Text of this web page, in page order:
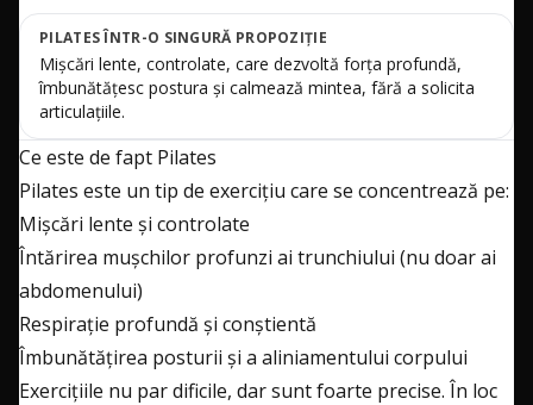
PILATES ÎNTR-O SINGURĂ PROPOZIȚIE
Mișcări lente, controlate, care dezvoltă forța profundă,
îmbunătățesc postura și calmează mintea, fără a solicita
articulațiile.
Ce este de fapt Pilates
Pilates este un tip de exercițiu care se concentrează pe:
Mișcări lente și controlate
Întărirea mușchilor profunzi ai trunchiului (nu doar ai
abdomenului)
Respirație profundă și conștientă
Îmbunătățirea posturii și a aliniamentului corpului
Exercițiile nu par dificile, dar sunt foarte precise. În loc